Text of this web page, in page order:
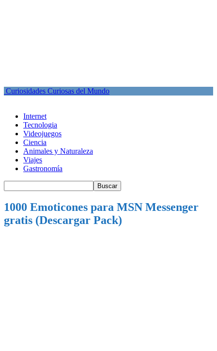
Curiosidades Curiosas del Mundo
Internet
Tecnologia
Videojuegos
Ciencia
Animales y Naturaleza
Viajes
Gastronomía
1000 Emoticones para MSN Messenger
gratis (Descargar Pack)